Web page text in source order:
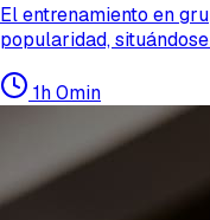
El entrenamiento en
popularidad,
este webinar,
1h 0min